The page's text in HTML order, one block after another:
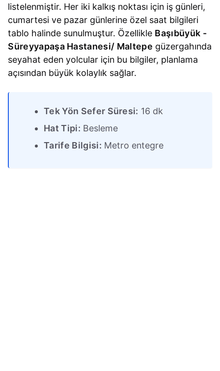
listelenmiştir. Her iki kalkış noktası için iş günleri,
cumartesi ve pazar günlerine özel saat bilgileri
tablo halinde sunulmuştur. Özellikle Başıbüyük -
Süreyyapaşa Hastanesi/ Maltepe güzergahında
seyahat eden yolcular için bu bilgiler, planlama
açısından büyük kolaylık sağlar.
Tek Yön Sefer Süresi: 16 dk
Hat Tipi: Besleme
Tarife Bilgisi: Metro entegre